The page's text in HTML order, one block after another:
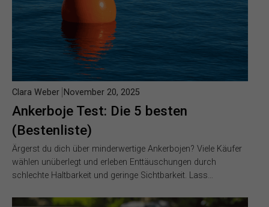
Ankerboje Test: Die 5 besten
(Bestenliste)
Clara Weber November 20, 2025
Ärgerst du dich über minderwertige Ankerbojen? Viele Käufer
wählen unüberlegt und erleben Enttäuschungen durch
schlechte Haltbarkeit und geringe Sichtbarkeit. Lass…